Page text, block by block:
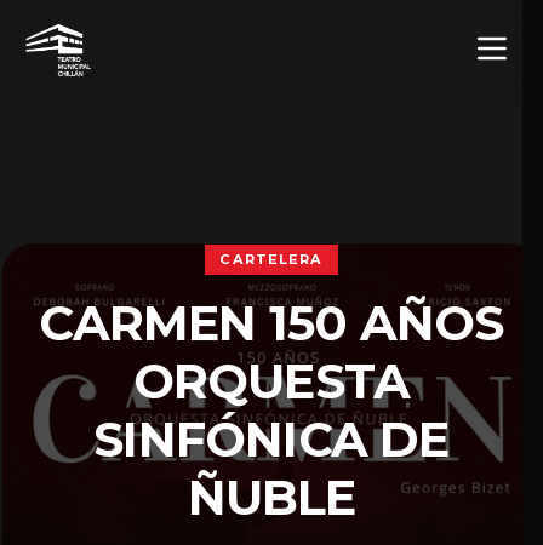
CARTELERA
CARMEN 150 AÑOS
ORQUESTA
SINFÓNICA DE
ÑUBLE